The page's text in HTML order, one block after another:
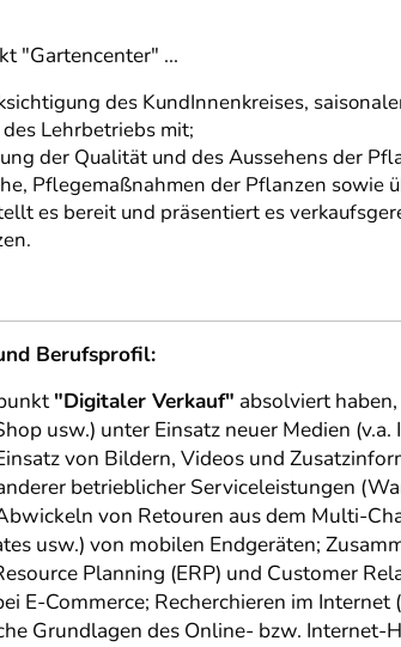
"Gartencenter" ...
des KundInnenkreises,
Lehrbetriebs mit;
der Qualität und des Aussehens der
Pflegemaßnahmen der Pflanzen sowie
es bereit und präsentiert es
Berufsprofil:
"Digitaler Verkauf" absolviert
usw.) unter Einsatz neuer Medien
von Bildern, Videos und
betrieblicher Serviceleistungen
von Retouren aus dem Multi-
usw.) von mobilen Endgeräten;
Planning (ERP) und Customer
Commerce; Recherchieren im
Grundlagen des Online- bzw. Internet-